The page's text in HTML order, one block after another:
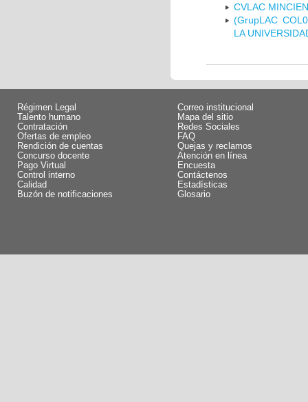
CVLAC
(GrupLAC
LA
Régimen Legal
Talento humano
Contratación
Ofertas de empleo
Rendición de cuentas
Concurso docente
Pago Virtual
Control interno
Calidad
Buzón de notificaciones
Correo institucional
Mapa del sitio
Redes Sociales
FAQ
Quejas y reclamos
Atención en línea
Encuesta
Contáctenos
Estadísticas
Glosario